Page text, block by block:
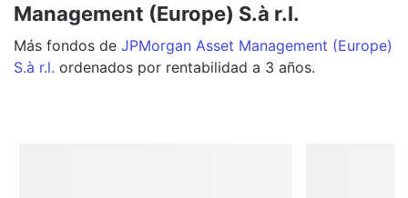
Management (Europe) S.à r.l.
Más fondos de JPMorgan Asset Management (Europe)
S.à r.l. ordenados por rentabilidad a 3 años.